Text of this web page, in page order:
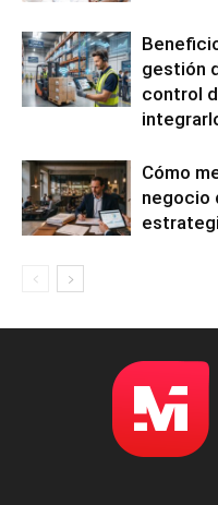
gestión
control
Cómo
negocio